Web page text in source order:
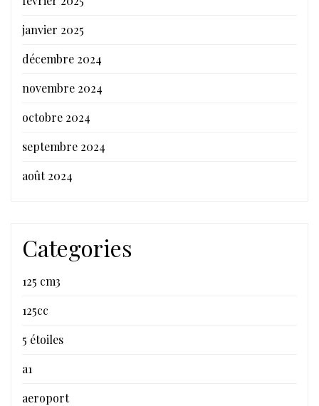
janvier 2025
décembre 2024
novembre 2024
octobre 2024
septembre 2024
août 2024
Categories
125 cm3
125cc
5 étoiles
a1
aeroport